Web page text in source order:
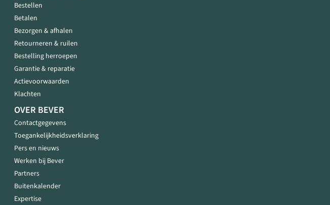
Bestellen
Betalen
Bezorgen & afhalen
Retourneren & ruilen
Bestelling herroepen
Garantie & reparatie
Actievoorwaarden
Klachten
OVER BEVER
Contactgegevens
Toegankelijkheidsverklaring
Pers en nieuws
Werken bij Bever
Partners
Buitenkalender
Expertise